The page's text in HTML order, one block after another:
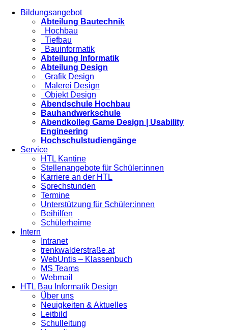
Bildungsangebot
Abteilung Bautechnik
Hochbau
Tiefbau
Bauinformatik
Abteilung Informatik
Abteilung Design
Grafik Design
Malerei Design
Objekt Design
Abendschule Hochbau
Bauhandwerkschule
Abendkolleg Game Design | Usability
Engineering
Hochschulstudiengänge
Service
HTL Kantine
Stellenangebote für Schüler:innen
Karriere an der HTL
Sprechstunden
Termine
Unterstützung für Schüler:innen
Beihilfen
Schülerheime
Intern
Intranet
trenkwalderstraße.at
WebUntis – Klassenbuch
MS Teams
Webmail
HTL Bau Informatik Design
Über uns
Neuigkeiten & Aktuelles
Leitbild
Schulleitung